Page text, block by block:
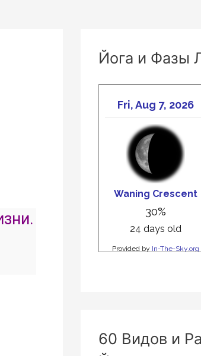
Йога и Фазы
60 Видов и